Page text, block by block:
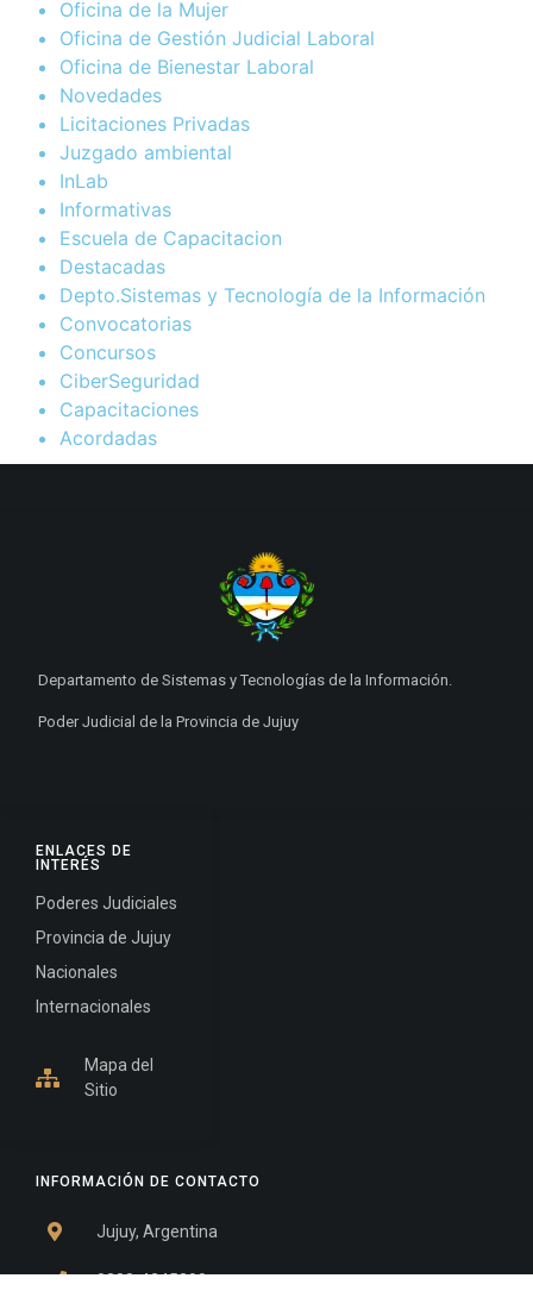
Oficina de la Mujer
Oficina de Gestión Judicial Laboral
Oficina de Bienestar Laboral
Novedades
Licitaciones Privadas
Juzgado ambiental
InLab
Informativas
Escuela de Capacitacion
Destacadas
Depto.Sistemas y Tecnología de la Información
Convocatorias
Concursos
CiberSeguridad
Capacitaciones
Acordadas
INFORMACIÓN DE CONTACTO
Jujuy, Argentina
0388-4245300
ENLACES DE
INTERÉS
Poderes Judiciales
Provincia de Jujuy
Nacionales
Internacionales
Mapa del
Sitio
Departamento de Sistemas y Tecnologías de la Información.
Poder Judicial de la Provincia de Jujuy